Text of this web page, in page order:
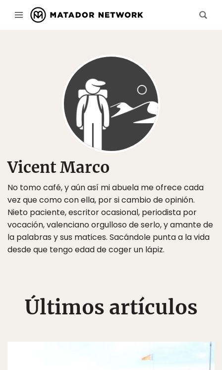
Vicent Marco
No tomo café, y aún así mi abuela me ofrece cada
vez que como con ella, por si cambio de opinión.
Nieto paciente, escritor ocasional, periodista por
vocación, valenciano orgulloso de serlo, y amante de
la palabras y sus matices. Sacándole punta a la vida
desde que tengo edad de coger un lápiz.
Últimos artículos